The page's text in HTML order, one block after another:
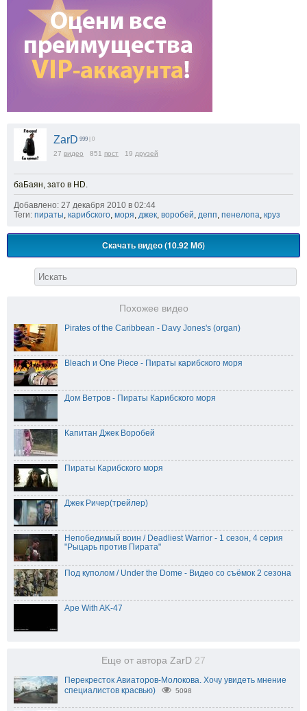
ZarD 999 | 0
27 видео 851 пост 19 друзей
баБаян, зато в HD.
Добавлено: 27 декабря 2010 в 02:44
Теги: пираты, карибского, моря, джек, воробей, депп, пенелопа, круз
Скачать видео (10.92 Мб)
Похожее видео
Pirates of the Caribbean - Davy Jones's (organ)
Bleach и One Piece - Пираты карибского моря
Дом Ветров - Пираты Карибского моря
Капитан Джек Воробей
Пираты Карибского моря
Джек Ричер(трейлер)
Непобедимый воин / Deadliest Warrior - 1 сезон, 4 серия
"Рыцарь против Пирата"
Под куполом / Under the Dome - Видео со съёмок 2 сезона
Ape With AK-47
Еще от автора ZarD 27
Перекресток Авиаторов-Молокова. Хочу увидеть мнение
специалистов красвью)
5098